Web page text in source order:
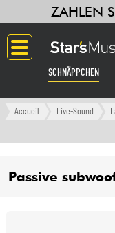
ZAHLEN
SCHNÄPPCHEN
Langue
Verstärker &
Accueil Live-Sound
Passive